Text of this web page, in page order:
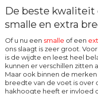
De beste kwaliteit
smalle en extra
Of u nu een smalle of een
ons slaagt is zeer groot.
is de wijdte en leest heel
kunnen er verschillen zitten
Maar ook binnen de
breedte van de voet is over
hakhoogte heeft er invloed